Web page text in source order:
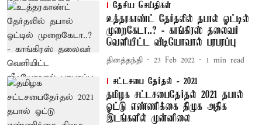
தேசிய செய்திகள்
உத்தரகாண்ட் தேர்தலில் தபால் ஓட்டில்
முறைகேடா..? - காங்கிரஸ் தலைவர்
வெளியிட்ட வீடியோவால் பரபரப்பு
தினத்தந்தி 23 Feb 2022 1 min read
சட்டசபை தேர்தல் - 2021
தமிழக சட்டசபைதேர்தல் 2021 தபால்
ஓட்டு எண்ணிக்கை திமுக அதிக
இடங்களில் முன்னிலை